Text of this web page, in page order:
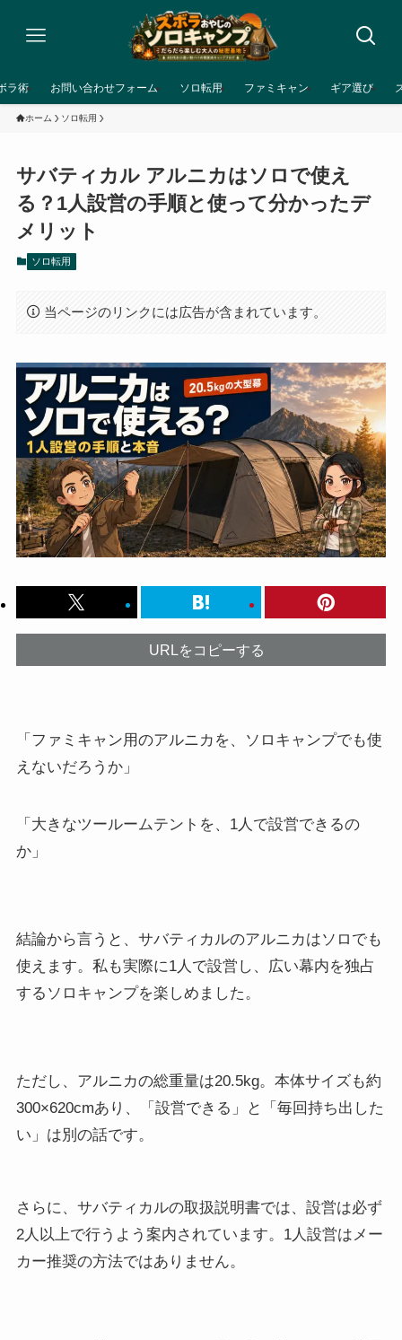
ラ術 お問い合わせフォーム ソロ転用 ファミキャン ギア選び
ホーム ソロ転用
サバティカル アルニカはソロで使え
る？1人設営の手順と使って分かったデ
メリット
ソロ転用
当ページのリンクには広告が含まれています。
URLをコピーする
「ファミキャン用のアルニカを、ソロキャンプでも使
えないだろうか」
「大きなツールームテントを、1人で設営できるの
か」
結論から言うと、サバティカルのアルニカはソロでも
使えます。私も実際に1人で設営し、広い幕内を独占
するソロキャンプを楽しめました。
ただし、アルニカの総重量は20.5kg。本体サイズも約
300×620cmあり、「設営できる」と「毎回持ち出した
い」は別の話です。
さらに、サバティカルの取扱説明書では、設営は必ず
2人以上で行うよう案内されています。1人設営はメー
カー推奨の方法ではありません。